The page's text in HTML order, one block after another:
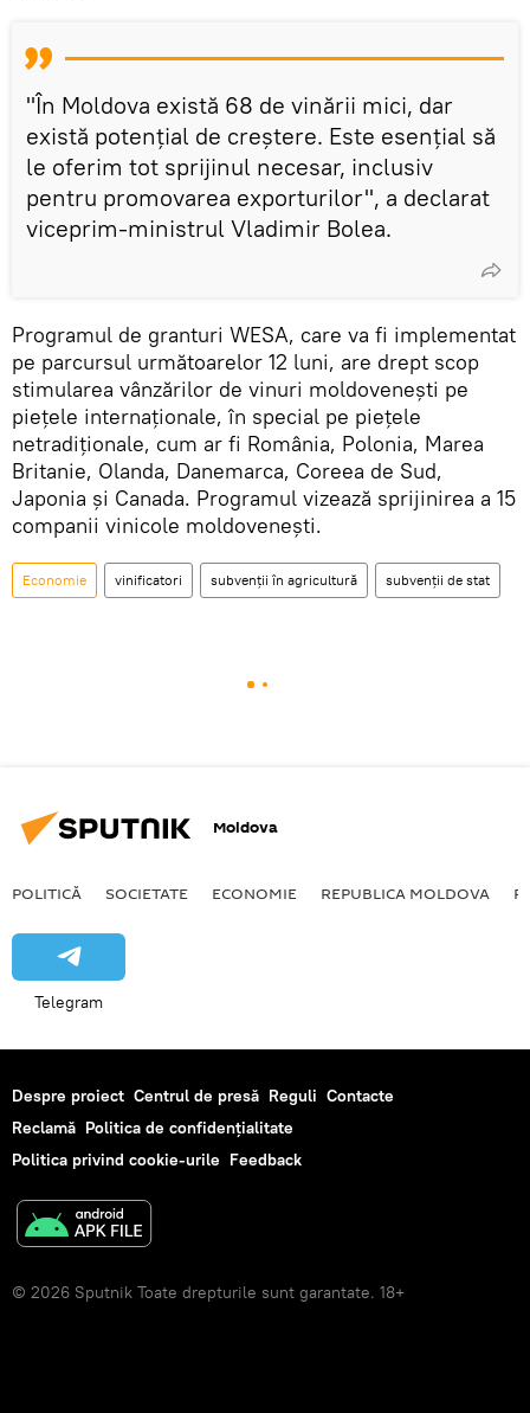
"În Moldova există 68 de vinării mici, dar
există potențial de creștere. Este esențial să
le oferim tot sprijinul necesar, inclusiv
pentru promovarea exporturilor", a declarat
viceprim-ministrul Vladimir Bolea.
Programul de granturi WESA, care va fi implementat
pe parcursul următoarelor 12 luni, are drept scop
stimularea vânzărilor de vinuri moldovenești pe
piețele internaționale, în special pe piețele
netradiționale, cum ar fi România, Polonia, Marea
Britanie, Olanda, Danemarca, Coreea de Sud,
Japonia și Canada. Programul vizează sprijinirea a 15
companii vinicole moldovenești.
Economie vinificatori subvenții în agricultură subvenții de stat
Moldova
POLITICĂ SOCIETATE ECONOMIE REPUBLICA MOLDOVA
Telegram
Despre proiect Centrul de presă Reguli Contacte
Reclamă Politica de confidențialitate
Politica privind cookie-urile Feedback
© 2026 Sputnik Toate drepturile sunt garantate. 18+